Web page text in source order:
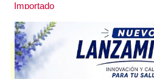
Importado
XILCATORcontiene everolimusy se
quinasa
. Es producido porTuteury
disponibles.